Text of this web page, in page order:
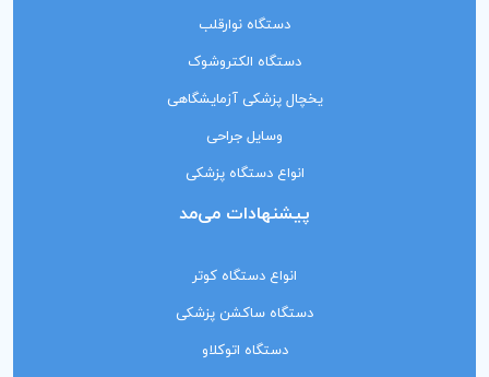
دستگاه نوارقلب
دستگاه الکتروشوک
یخچال پزشکی آزمایشگاهی
وسایل جراحی
انواع دستگاه پزشکی
پیشنهادات می‌مد
انواع دستگاه کوتر
دستگاه ساکشن پزشکی
دستگاه اتوکلاو